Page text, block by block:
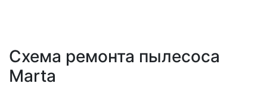
Схема ремонта пылесоса
Marta